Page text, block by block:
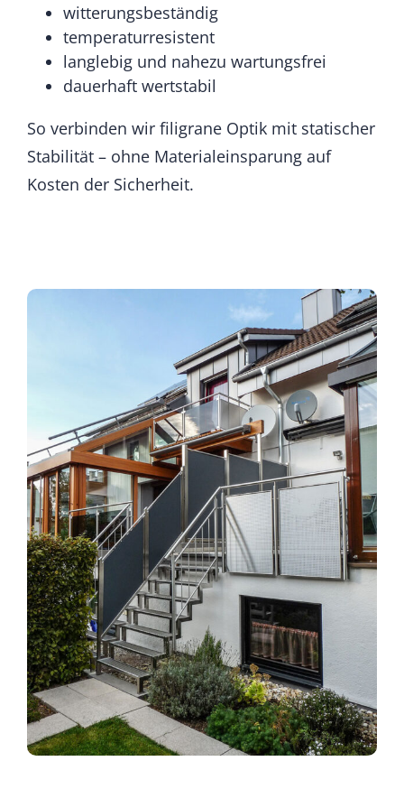
witterungsbeständig
temperaturresistent
langlebig und nahezu wartungsfrei
dauerhaft wertstabil
So verbinden wir filigrane Optik mit statischer
Stabilität – ohne Materialeinsparung auf
Kosten der Sicherheit.